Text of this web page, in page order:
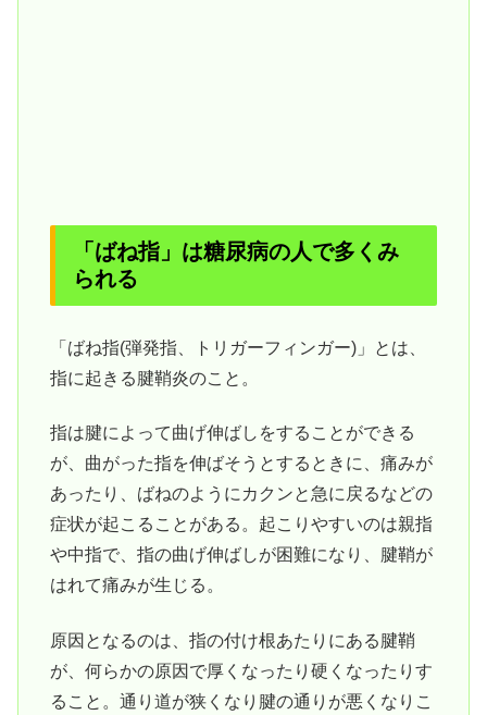
「ばね指」は糖尿病の人で多くみ
られる
「ばね指(弾発指、トリガーフィンガー)」とは、
指に起きる腱鞘炎のこと。
指は腱によって曲げ伸ばしをすることができる
が、曲がった指を伸ばそうとするときに、痛みが
あったり、ばねのようにカクンと急に戻るなどの
症状が起こることがある。起こりやすいのは親指
や中指で、指の曲げ伸ばしが困難になり、腱鞘が
はれて痛みが生じる。
原因となるのは、指の付け根あたりにある腱鞘
が、何らかの原因で厚くなったり硬くなったりす
ること。通り道が狭くなり腱の通りが悪くなりこ